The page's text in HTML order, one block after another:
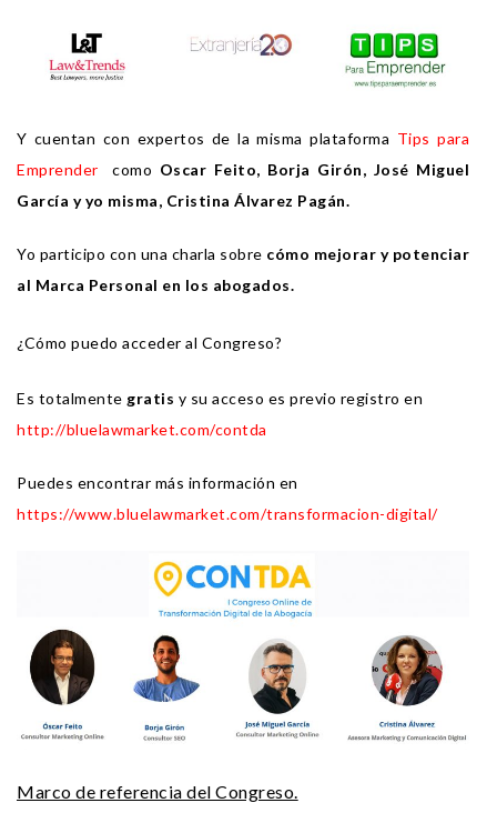
Y cuentan con expertos de la misma plataforma Tips para
Emprender
como Oscar Feito, Borja Girón, José Miguel
García y yo misma, Cristina Álvarez Pagán.
Yo participo con una charla sobre cómo mejorar y potenciar
al Marca Personal en los abogados.
¿Cómo puedo acceder al Congreso?
Es totalmente gratis y su acceso es previo registro en
http://bluelawmarket.com/contda
Puedes encontrar más información en
https://www.bluelawmarket.com/transformacion-digital/
Marco de referencia del Congreso.